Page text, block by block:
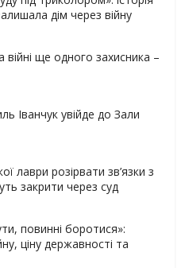
дім через війну
ще одного захисника –
Іванчук увійде до Зали
лаври розірвати зв’язки з
закрити через суд
повинні боротися»:
ціну державності та